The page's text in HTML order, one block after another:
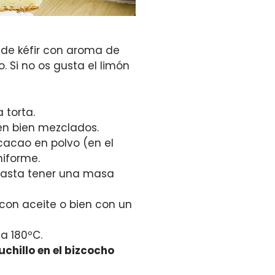
kéfir con aroma de
Si no os gusta el limón
torta.
bien mezclados.
en polvo (en el
tener una masa
aceite o bien con un
180ºC.
en el bizcocho